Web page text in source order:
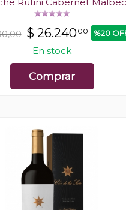
$ 26.24000 %20
En stock
Comprar